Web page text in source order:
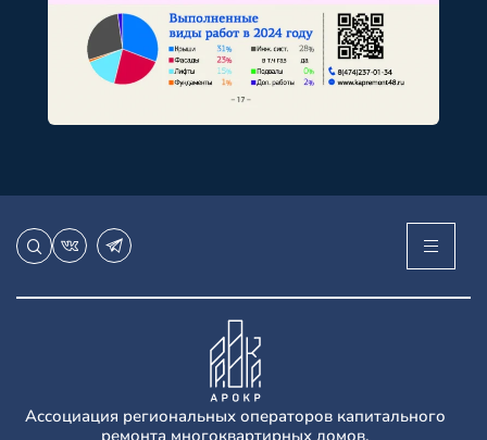
Ассоциация региональных операторов капитального